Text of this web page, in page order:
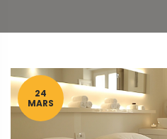
24
MARS